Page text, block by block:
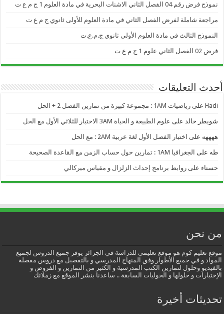
نموذج فرض رقم 04 الفصل الثاني الاشنات البحرية في مادة العلوم 1 ج م ع ت
مراجعة شاملة لفرض الفصل الثاني في مادة العلوم للأولى ثانوي ج م ع ت
النموذج الثالث في مادة العلوم الأولى ثانوي ج.م.ع.ت
فرض 02 الفصل الثاني علوم 1 ج م ع ت
أحدث التعليقات
Hadi علىرياضيات 1AM : مجموعة كبيرة من تمارين الفصل 2 + الحل
شويطر خالد على علوم الطبيعة و الحياة 3AM الاختبار للثلاثي الأول مع الحل
ههههه على اختبار الفصل الأول لغة عربية 2AM : مع الحل
طه على الجغرافيا 1AM : تمارين حول حساب الزمن مع القاعدة الصحيحة
حسناء علىروابط برنامج إحداث الزلزال و مقياس ميركالي
من نحن
موقع تعليم كوم هو موقع تعليمي للدراسة في الجزائر يوفر جميع الدروس لجميع
المواد و في جميع الأطوار وفق المنهاج المدرسي و بالتفصيل مع دروس مفصلة
بالفيديو وحلول لتمارين الكتب المدرسية و الكثير من التمارين و الفروض و
الإختبارات و حلولها و الحوليات السابقة .. ساعدنا بنشر الموقع مع زملائك
تحديثات أخيرة